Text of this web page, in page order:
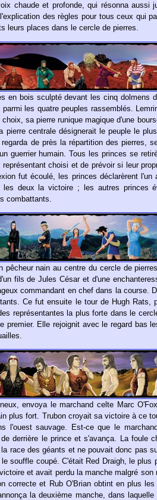
chaude et profonde, qui résonna aussi
des règles pour tous ceux qui
leurs places dans le cercle de pierres.
en bois sculpté devant les cinq dolmens
les quatre peuples rassemblés.
sa pierre runique magique d'une
centrale désignerait le peuple le
de près la répartition des pierres,
guerrier humain. Tous les princes se
choisi et de prévoir si leur
fut écoulé, les princes déclarèrent l'un
les deux la victoire ; les autres princes
combattants.
pêcheur nain au centre du cercle de
fils de Jules César et d'une
commandant en chef dans la course.
Ce fut ensuite le tour de Hugh Rats,
représentantes la plus forte dans le
Elle rejoignit avec le regard bas
envoya le marchand celte Marc
plus fort. Trubon croyait sa victoire à ce
l'ouest sauvage. Est-ce que le
derrière le prince et s'avança. La foule
race des géants et ne pouvait donc pas
souffle coupé. C'était Red Draigh, le plus
et avait perdu la manche malgré son
correcte et Rub O'Brian obtint en plus
la deuxième manche, dans